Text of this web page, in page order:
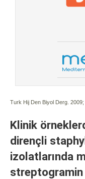
Turk Hij Den Biyol Derg. 2009;
Klinik
dirençli
izolatlarında